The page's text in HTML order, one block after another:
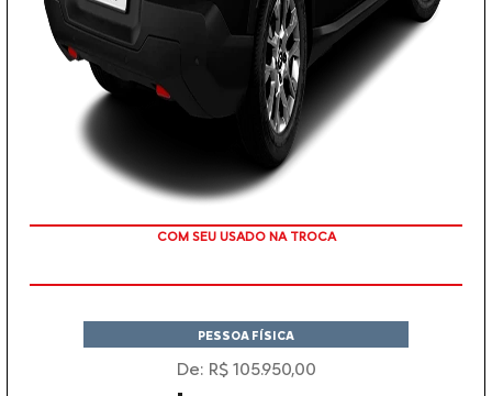
COM SEU USADO NA TROCA
PESSOA FÍSICA
De: R$ 105.950,00